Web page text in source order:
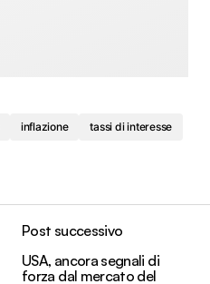
inflazione
tassi di interesse
Post successivo
USA, ancora segnali di
forza dal mercato del